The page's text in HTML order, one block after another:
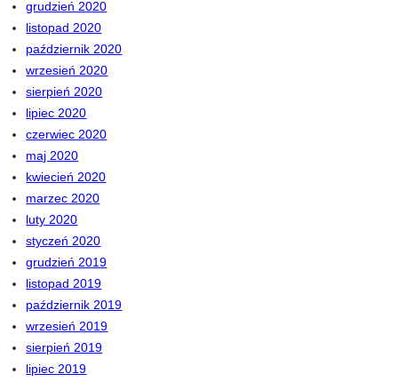
grudzień 2020
listopad 2020
październik 2020
wrzesień 2020
sierpień 2020
lipiec 2020
czerwiec 2020
maj 2020
kwiecień 2020
marzec 2020
luty 2020
styczeń 2020
grudzień 2019
listopad 2019
październik 2019
wrzesień 2019
sierpień 2019
lipiec 2019